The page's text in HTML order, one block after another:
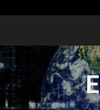
contenido